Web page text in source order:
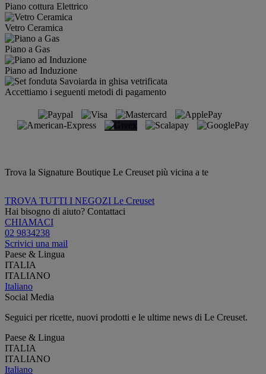
Piano cottura Elettrico
Vetro Ceramica
Piano a Gas
Piano ad Induzione
Accettiamo i seguenti metodi di pagamento
Trova la Signature Boutique Le Creuset più vicina a te
TROVA TUTTI I NEGOZI Le Creuset
Hai bisogno di aiuto? Contattaci
CHIAMACI
02 9834238
Scrivici una mail
Paese & Lingua
ITALIA
ITALIANO
Italiano
Social Media
Seguici per ricette, nuovi prodotti e le ultime news di Le Creuset.
Paese & Lingua
ITALIA
ITALIANO
Italiano